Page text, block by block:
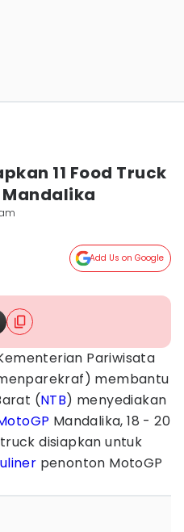
11 Food Truck
Mandalika
Add Us on Google
Pariwisata
membantu
(NTB) menyediakan
Mandalika, 18 - 20
disiapkan untuk
penonton MotoGP